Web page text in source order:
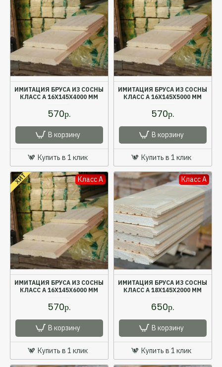
ИМИТАЦИЯ БРУСА ИЗ СОСНЫ
КЛАСС А 16X145X4000 ММ
570р.
В корзину
Купить в 1 клик
ИМИТАЦИЯ БРУСА ИЗ СОСНЫ
КЛАСС А 16X145X5000 ММ
570р.
В корзину
Купить в 1 клик
ХИТ Класс A
ИМИТАЦИЯ БРУСА ИЗ СОСНЫ
КЛАСС А 16X145X6000 ММ
570р.
В корзину
Купить в 1 клик
Класс A
ИМИТАЦИЯ БРУСА ИЗ СОСНЫ
КЛАСС А 18X145X2000 ММ
650р.
В корзину
Купить в 1 клик